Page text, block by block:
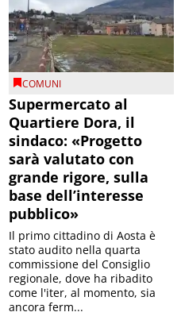
COMUNI
Supermercato al
Quartiere Dora, il
sindaco: «Progetto
sarà valutato con
grande rigore, sulla
base dell’interesse
pubblico»
Il primo cittadino di Aosta è
stato audito nella quarta
commissione del Consiglio
regionale, dove ha ribadito
come l'iter, al momento, sia
ancora ferm...